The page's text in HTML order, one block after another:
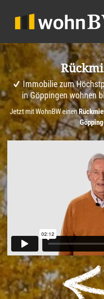
1
Immobilie zum
in Göppingen wohnen
Jetzt mit WohnBW einen